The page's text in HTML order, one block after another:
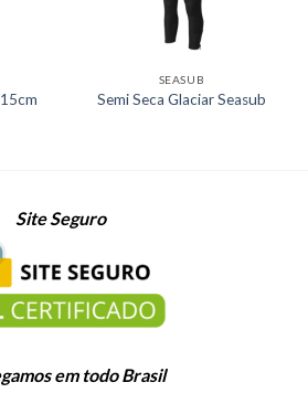
SEASUB
Semi Seca Glaciar Seasub
Site Seguro
em todo Brasil